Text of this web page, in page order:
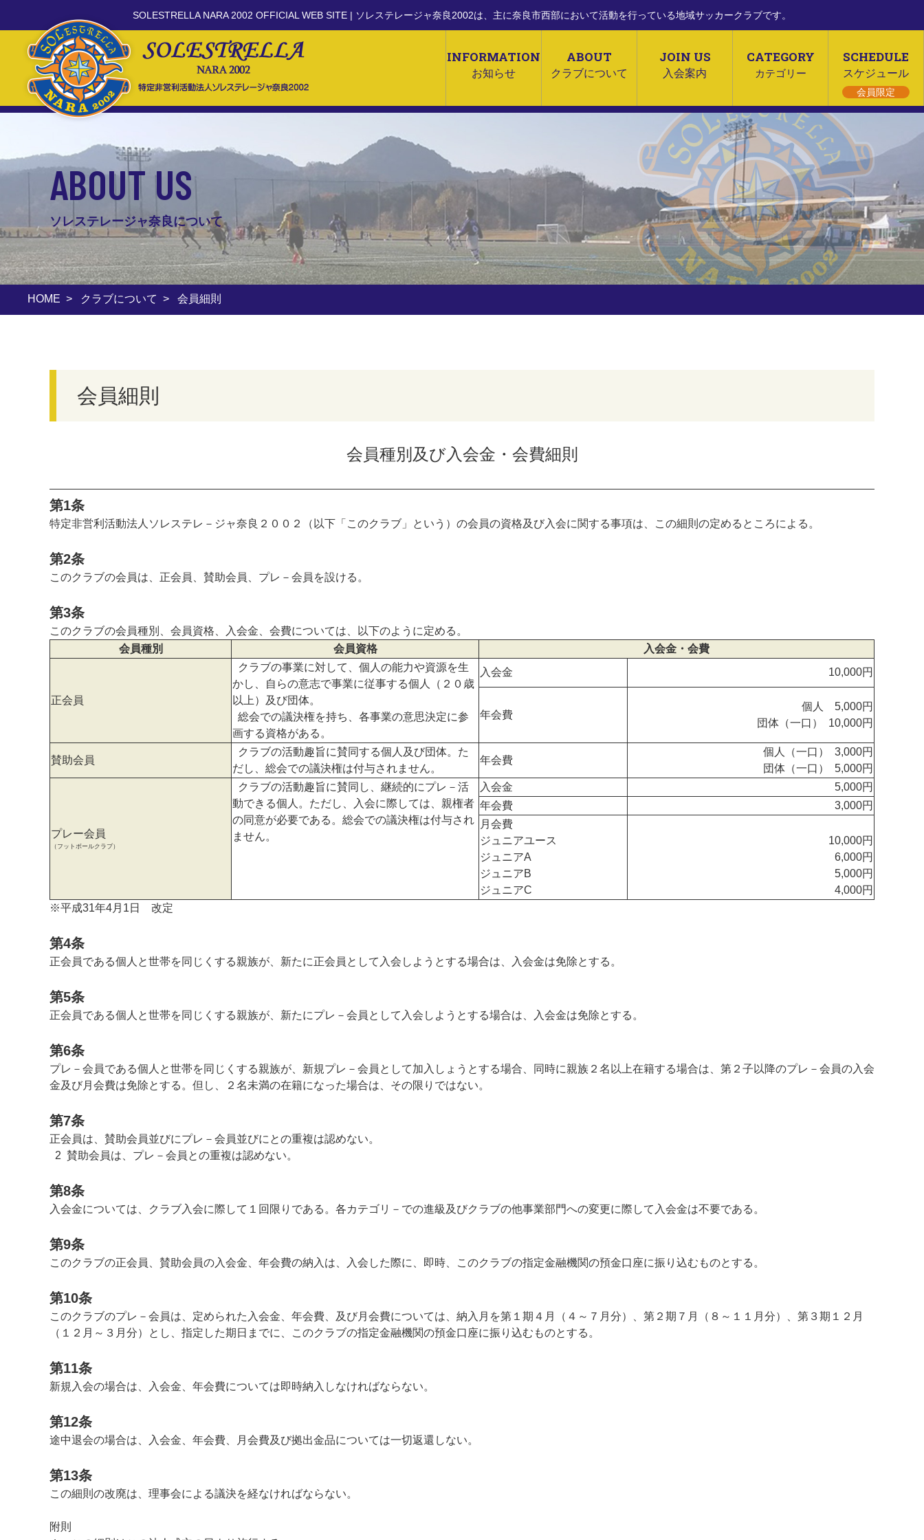
SOLESTRELLA NARA 2002 OFFICIAL WEB SITE | ソレステレージャ奈良2002は、主に奈良市西部において活動を行っている地域サッカークラブです。
INFORMATION
お知らせ
ABOUT
クラブについて
JOIN US
入会案内
CATEGORY
カテゴリー
SCHEDULE
スケジュール
会員限定
ABOUT US
ソレステレージャ奈良について
HOME > クラブについて > 会員細則
会員細則
会員種別及び入会金・会費細則
第1条
特定非営利活動法人ソレステレ－ジャ奈良２００２（以下「このクラブ」という）の会員の資格及び入会に関する事項は、この細則の定めるところによる。
第2条
このクラブの会員は、正会員、賛助会員、プレ－会員を設ける。
第3条
このクラブの会員種別、会員資格、入会金、会費については、以下のように定める。
会員種別
会員資格 入会金・会費
正会員
クラブの事業に対して、個人の能力や資源を生
かし、自らの意志で事業に従事する個人（２０歳
以上）及び団体。
総会での議決権を持ち、各事業の意思決定に参
画する資格がある。
入会金 10,000円
年会費
個人 5,000円
団体（一口） 10,000円
賛助会員
クラブの活動趣旨に賛同する個人及び団体。た
だし、総会での議決権は付与されません。
年会費
個人（一口） 3,000円
団体（一口） 5,000円
プレー会員
（フットボールクラブ）
クラブの活動趣旨に賛同し、継続的にプレ－活
動できる個人。ただし、入会に際しては、親権者
の同意が必要である。総会での議決権は付与され
ません。
入会金
5,000円
年会費
3,000円
月会費
ジュニアユース
ジュニアA
ジュニアB
ジュニアC
10,000円
6,000円
5,000円
4,000円
※平成31年4月1日 改定
第4条
正会員である個人と世帯を同じくする親族が、新たに正会員として入会しようとする場合は、入会金は免除とする。
第5条
正会員である個人と世帯を同じくする親族が、新たにプレ－会員として入会しようとする場合は、入会金は免除とする。
第6条
プレ－会員である個人と世帯を同じくする親族が、新規プレ－会員として加入しょうとする場合、同時に親族２名以上在籍する場合は、第２子以降のプレ－会員の入会
金及び月会費は免除とする。但し、２名未満の在籍になった場合は、その限りではない。
第7条
正会員は、賛助会員並びにプレ－会員並びにとの重複は認めない。
2 賛助会員は、プレ－会員との重複は認めない。
第8条
入会金については、クラブ入会に際して１回限りである。各カテゴリ－での進級及びクラブの他事業部門への変更に際して入会金は不要である。
第9条
このクラブの正会員、賛助会員の入会金、年会費の納入は、入会した際に、即時、このクラブの指定金融機関の預金口座に振り込むものとする。
第10条
このクラブのプレ－会員は、定められた入会金、年会費、及び月会費については、納入月を第１期４月（４～７月分）、第２期７月（８～１１月分）、第３期１２月
（１２月～３月分）とし、指定した期日までに、このクラブの指定金融機関の預金口座に振り込むものとする。
第11条
新規入会の場合は、入会金、年会費については即時納入しなければならない。
第12条
途中退会の場合は、入会金、年会費、月会費及び拠出金品については一切返還しない。
第13条
この細則の改廃は、理事会による議決を経なければならない。
附則